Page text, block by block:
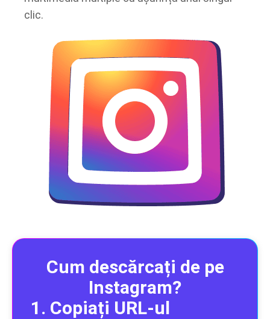
clic.
Cum descărcați de pe
Instagram?
1. Copiați URL-ul